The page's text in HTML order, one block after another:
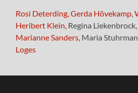
Rosi Deterding,Gerda Hövekamp,
Heribert Klein, Regina
Marianne Sanders, Maria
Loges